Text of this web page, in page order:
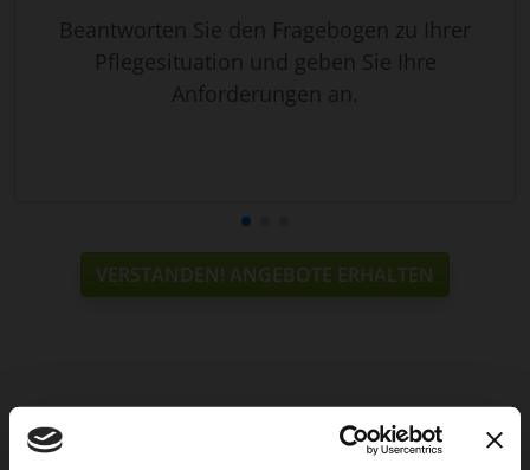
Beantworten Sie den Fragebogen zu Ihrer
Pflegesituation und geben Sie Ihre
Anforderungen an.
VERSTANDEN! ANGEBOTE ERHALTEN
Weitere Services